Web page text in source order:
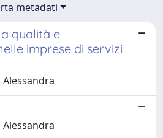
metadati
qualità e
imprese di servizi
Alessandra
Alessandra